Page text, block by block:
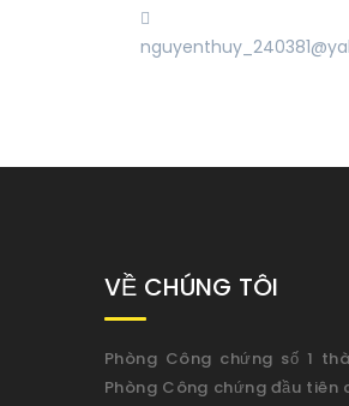
VỀ CHÚNG TÔI
Phòng Công chứng số 1
Phòng Công chứng đầu